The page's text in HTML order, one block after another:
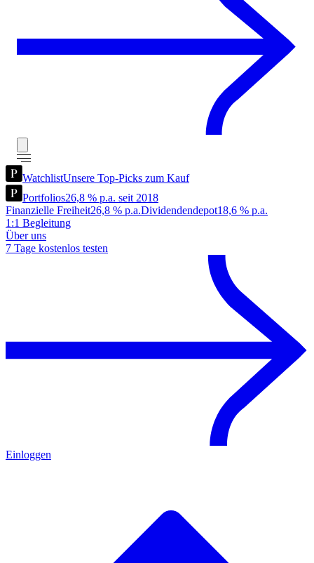
WatchlistUnsere Top-Picks zum Kauf
Portfolios26,8 % p.a. seit 2018
Finanzielle Freiheit26,8 % p.a.Dividendendepot18,6 % p.a.
1:1 Begleitung
Über uns
7 Tage kostenlos testen
Einloggen